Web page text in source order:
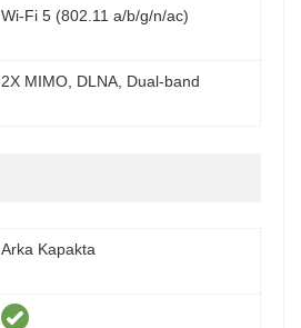
Wi-Fi 5 (802.11 a/b/g/n/ac)
2X MIMO, DLNA, Dual-band
Arka Kapakta